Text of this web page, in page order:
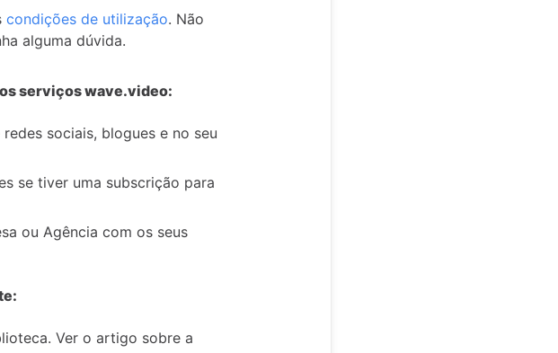
condições de utilização. Não
alguma dúvida.
serviços wave.video:
sociais, blogues e no seu
se tiver uma subscrição para
ou Agência com os seus
Ver o artigo sobre a